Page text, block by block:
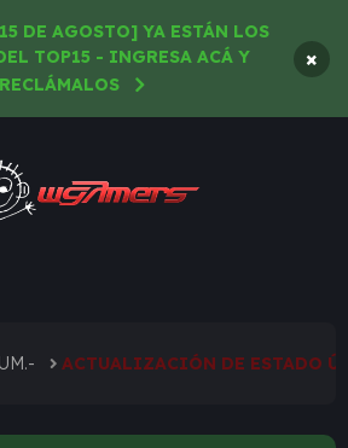
DE AGOSTO] YA ESTÁN LOS
TOP15 - INGRESA ACÁ Y
RECLÁMALOS
×
ACTUALIZACIÓN DE ESTADO